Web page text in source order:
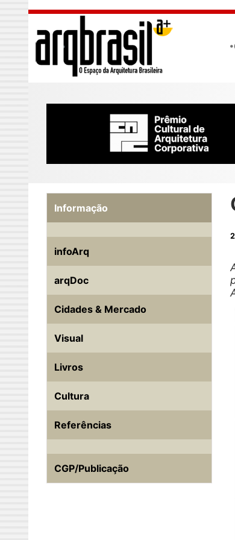
Skip to main content
Informação
infoArq
arqDoc
Cidades & Mercado
Visual
Livros
Cultura
Referências
CGP/Publicação